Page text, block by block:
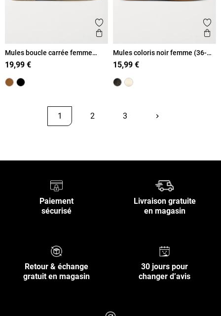
Ajouter aux favoris
Aperçu rapide
Mules boucle carrée femme
camel (36-41)
19,99 €
Mules coloris noir femme (36-
41)
15,99 €
1 2 3 keyboard_arrow_rightSuivant
Paiement
sécurisé
Livraison gratuite
en magasin
Retour & échange
gratuit en magasin
30 jours pour
changer d’avis